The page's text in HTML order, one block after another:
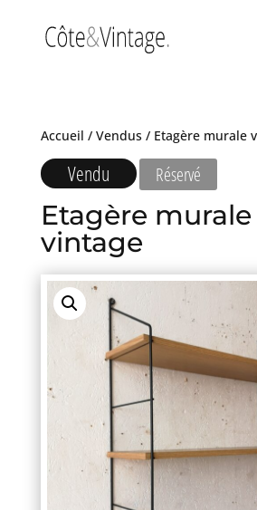
Accueil / Vendus/ Etagère murale
Vendu Réservé
Etagère murale
vintage